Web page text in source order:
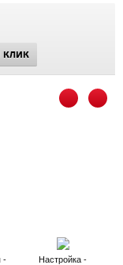
КЛИК
-
Настройка -